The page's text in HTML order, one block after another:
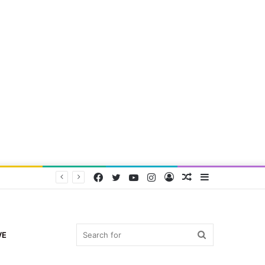
Random
Log
Instagram
YouTube
Twitter
Facebook